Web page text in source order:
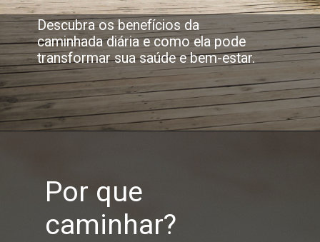
Descubra os benefícios da
caminhada diária e como ela pode
transformar sua saúde e bem-estar.
Por que
caminhar?